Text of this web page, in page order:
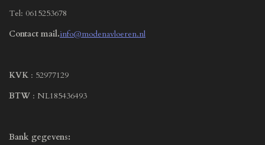
Tel: 0615253678
Contact mail.info@modenavloeren.nl
KVK : 52977129
BTW : NL185436493
Bank gegevens: